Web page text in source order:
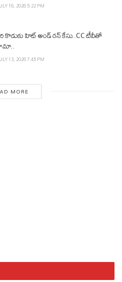
16, 2026 5:22 PM
కొడుకు హిట్ అండ్ రన్ కేసు..CC టీవీతో
13, 2026 7:45 PM
MORE